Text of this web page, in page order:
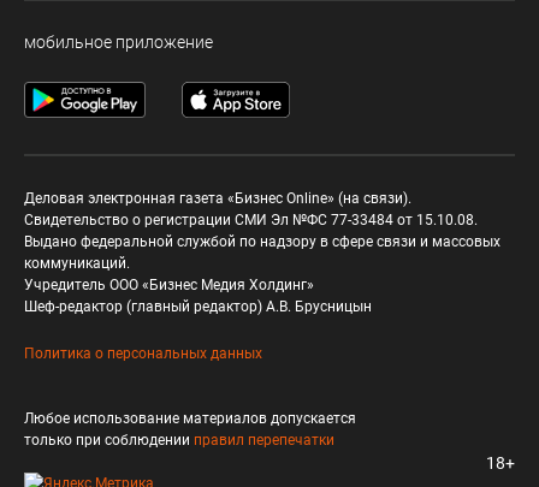
мобильное приложение
Деловая электронная газета «Бизнес Online» (на связи).
Свидетельство о регистрации СМИ Эл №ФС 77-33484 от 15.10.08.
Выдано федеральной службой по надзору в сфере связи и массовых
коммуникаций.
Учредитель ООО «Бизнес Медия Холдинг»
Шеф-редактор (главный редактор) А.В. Брусницын
Политика о персональных данных
Любое использование материалов допускается
только при соблюдении правил перепечатки
18+